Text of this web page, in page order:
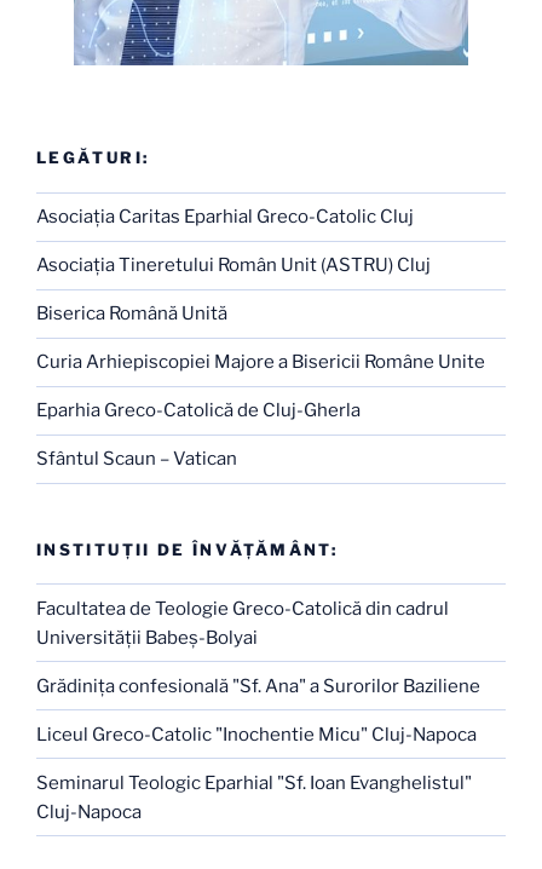
LEGĂTURI:
Asociaţia Caritas Eparhial Greco-Catolic Cluj
Asociaţia Tineretului Român Unit (ASTRU) Cluj
Biserica Română Unită
Curia Arhiepiscopiei Majore a Bisericii Române Unite
Eparhia Greco-Catolică de Cluj-Gherla
Sfântul Scaun – Vatican
INSTITUŢII DE ÎNVĂŢĂMÂNT:
Facultatea de Teologie Greco-Catolică din cadrul
Universităţii Babeş-Bolyai
Grădiniţa confesională "Sf. Ana" a Surorilor Baziliene
Liceul Greco-Catolic "Inochentie Micu" Cluj-Napoca
Seminarul Teologic Eparhial "Sf. Ioan Evanghelistul"
Cluj-Napoca